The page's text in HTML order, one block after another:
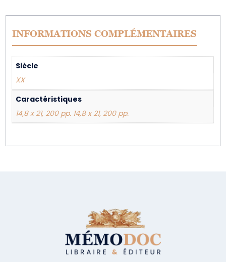
INFORMATIONS COMPLÉMENTAIRES
Siècle
XX
Caractéristiques
14,8 x 21, 200 pp. 14,8 x 21, 200 pp.